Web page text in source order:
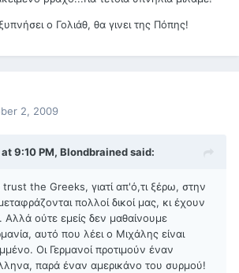
ο Γολιάθ, θα γινει της Πόπης!
2, 2009
9:10 PM, Blondbrained said:
the Greeks, γιατί απ'ό,τι ξέρω, στην
πολλοί δικοί μας, κι έχουν
Αλλά ούτε εμείς δεν μαθαίνουμε
αυτό που λέει ο Μιχάλης είναι
Οι Γερμανοί προτιμούν έναν
παρά έναν αμερικάνο του συρμού!